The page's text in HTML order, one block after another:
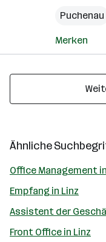
Puchenau
Merken
Ähnliche
Office Management
Empfang in Linz
Assistent der
Front Office in Linz